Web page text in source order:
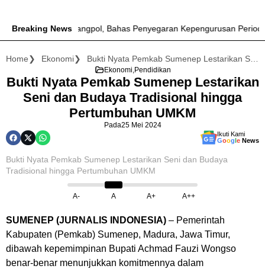
Breaking News
Kesbangpol, Bahas Penyegaran Kepengurusan Periode
Home Ekonomi
Ekonomi Pendidikan
Bukti Nyata Pemkab Sumenep Lestarikan
Seni dan Budaya Tradisional hingga
Pertumbuhan UMKM
Pada25 Mei 2024
Ikuti Kami
Google News
Bukti Nyata Pemkab Sumenep Lestarikan Seni dan Budaya
Tradisional hingga Pertumbuhan UMKM
A- A A+ A++
SUMENEP (JURNALIS INDONESIA) – Pemerintah
Kabupaten (Pemkab) Sumenep, Madura, Jawa Timur,
dibawah kepemimpinan Bupati Achmad Fauzi Wongso
benar-benar menunjukkan komitmennya dalam